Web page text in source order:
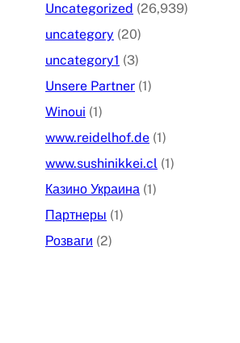
Uncategorized (26,939)
uncategory (20)
uncategory1 (3)
Unsere Partner (1)
Winoui (1)
www.reidelhof.de (1)
www.sushinikkei.cl (1)
Казино Украина (1)
Партнеры (1)
Розваги (2)